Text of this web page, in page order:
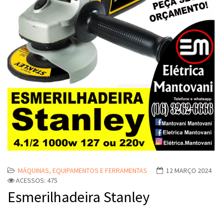
MÁQUINAS, EQUIPAMENTOS E FERRAMENTAS
12 MARÇO 2024
ACESSOS: 475
Esmerilhadeira Stanley